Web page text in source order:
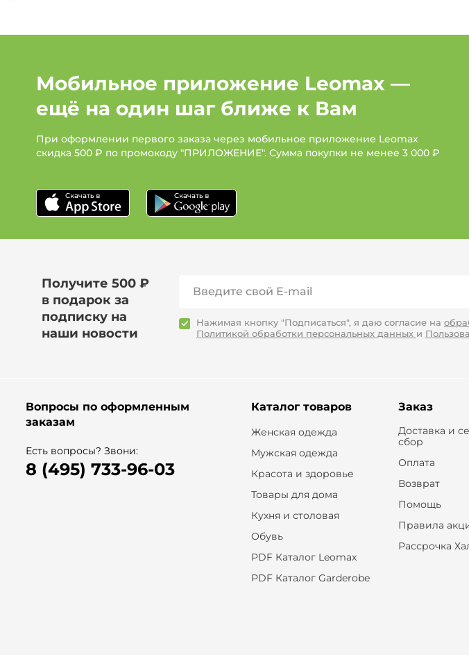
Мобильное приложение Leomax —
ещё на один шаг ближе к Вам
При оформлении первого заказа через мобильное приложение Leomax
скидка 500 ₽ по промокоду "ПРИЛОЖЕНИЕ". Сумма покупки не менее 3 000 ₽
Получите 500 ₽
в подарок за
подписку на
наши новости
Нажимая кнопку "Подписаться", я даю согласие на
Политикой обработки персональных данных и
Вопросы по оформленным
заказам
Есть вопросы? Звони:
8 (495) 733-96-03
Каталог товаров
Женская одежда
Мужская одежда
Красота и здоровье
Товары для дома
Кухня и столовая
Обувь
PDF Каталог Leomax
PDF Каталог Garderobe
Заказ
Доставка и
сбор
Оплата
Возврат
Помощь
Правила
Рассрочка